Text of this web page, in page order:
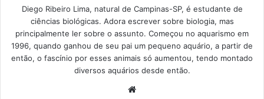
Diego Ribeiro Lima, natural de Campinas-SP, é estudante de
ciências biológicas. Adora escrever sobre biologia, mas
principalmente ler sobre o assunto. Começou no aquarismo em
1996, quando ganhou de seu pai um pequeno aquário, a partir de
então, o fascínio por esses animais só aumentou, tendo montado
diversos aquários desde então.
Website